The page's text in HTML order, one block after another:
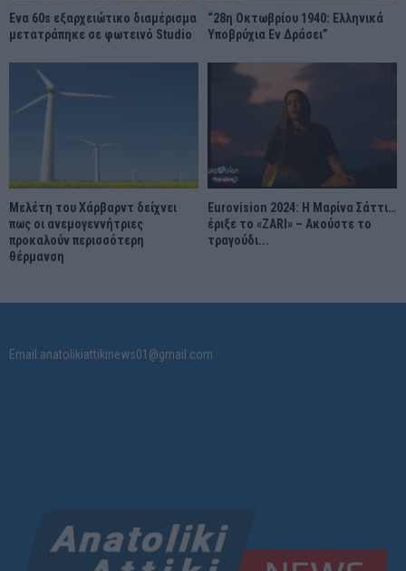
Ένα 60s εξαρχειώτικο διαμέρισμα
μετατράπηκε σε φωτεινό Studio
“28η Οκτωβρίου 1940: Ελληνικά
Υποβρύχια Εν Δράσει”
Μελέτη του Χάρβαρντ δείχνει
πως οι ανεμογεννήτριες
προκαλούν περισσότερη
θέρμανση
Eurovision 2024: Η Μαρίνα Σάττι…
έριξε το «ZARI» – Ακούστε το
τραγούδι...
Email:anatolikiattikinews01@gmail.com